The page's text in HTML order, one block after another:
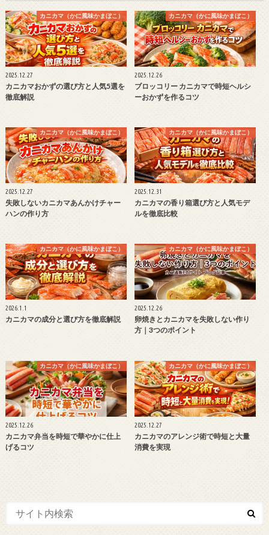
カニカマ（かに風味かまぼこ）
2025.12.27
カニカマおかずの選び方と人気5選を
徹底解説
カニカマ（かに風味かまぼこ）
2025.12.26
ブロッコリー カニカマで時短ヘルシ
ーおかずを作るコツ
カニカマ（かに風味かまぼこ）
2025.12.27
失敗しないカニカマあんかけチャー
ハンの作り方
カニカマ（かに風味かまぼこ）
2025.12.31
カニカマの香り箱選び方と人気モデ
ルを徹底比較
カニカマ（かに風味かまぼこ）
2026.1.1
カニカマの成分と選び方を徹底解説
カニカマ（かに風味かまぼこ）
2025.12.26
卵焼きとカニカマを失敗しない作り
方｜3つのポイント
カニカマ（かに風味かまぼこ）
2025.12.26
カニカマ弁当を時短で華やかに仕上
げるコツ
カニカマ（かに風味かまぼこ）
2025.12.27
カニカマのアレンジ術で時短と大量
消費を実現